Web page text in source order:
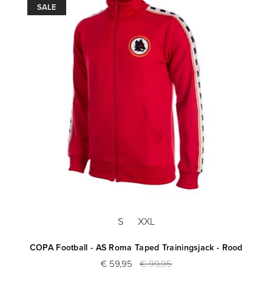
SALE
S XXL
COPA Football - AS Roma Taped Trainingsjack - Rood
€ 59,95 € 99,95